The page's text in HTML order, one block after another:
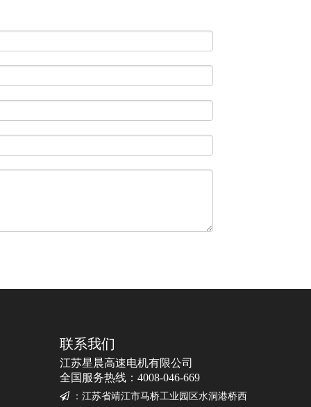
联系我们
江苏星晨高速电机有限公司
全国服务热线：4008-046-669
 ： 江苏省靖江市马桥工业园区水洞港桥西